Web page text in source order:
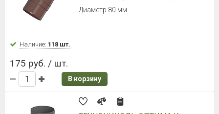
Диаметр 80 мм
Наличие: 118 шт.
175 руб. / шт.
В корзину